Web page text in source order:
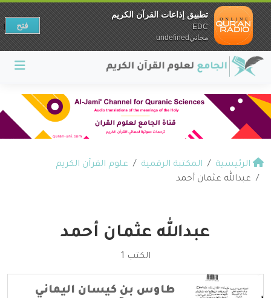
الرئيسية المكتبة الرقمية
علوم القرآن الكريم
عبدالله عثمان أحمد
عبدالله عثمان أحمد
الكتب 1
طاوس بن كيسان اليماني
تطبيق إذاعات القرآن الكريم
EDC
مجانيundefined
فتح